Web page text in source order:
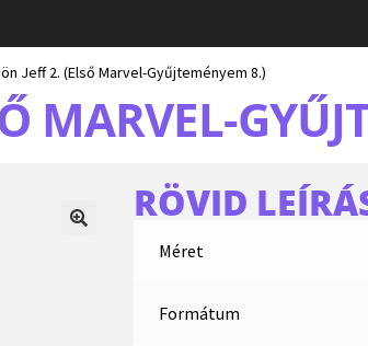
Jeff 2. (Első Marvel-Gyűjteményem 8.)
MARVEL-
RÖVID
Méret
Formátum